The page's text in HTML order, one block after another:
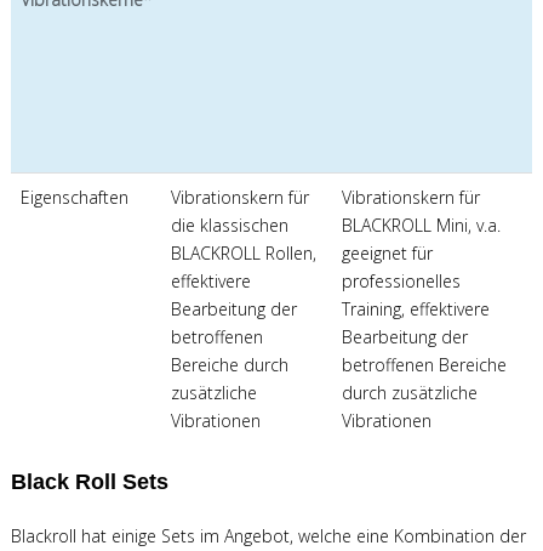
Eigenschaften
Vibrationskern für
die klassischen
BLACKROLL Rollen,
effektivere
Bearbeitung der
betroffenen
Bereiche durch
zusätzliche
Vibrationen
Vibrationskern für
BLACKROLL Mini, v.a.
geeignet für
professionelles
Training, effektivere
Bearbeitung der
betroffenen Bereiche
durch zusätzliche
Vibrationen
Black Roll Sets
Blackroll hat einige Sets im Angebot, welche eine Kombination der